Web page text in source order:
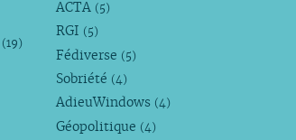
(19)
ACTA (5)
RGI (5)
Fédiverse (5)
Sobriété (4)
AdieuWindows (4)
Géopolitique (4)